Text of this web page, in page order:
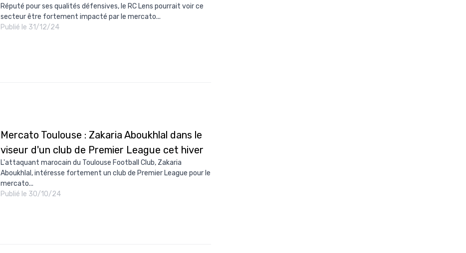
Réputé pour ses qualités défensives, le RC Lens pourrait voir ce
secteur être fortement impacté par le mercato...
Publié le 31/12/24
Mercato Toulouse : Zakaria Aboukhlal dans le
viseur d'un club de Premier League cet hiver
L'attaquant marocain du Toulouse Football Club, Zakaria
Aboukhlal, intéresse fortement un club de Premier League pour le
mercato...
Publié le 30/10/24